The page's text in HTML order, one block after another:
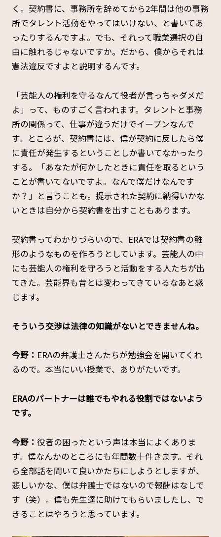
く。契約書に、事務所を辞めてから2年間は他の事務
所でタレント活動をやってはいけない、と書いてあ
ったりするんですよ。でも、それって職業選択の自
由に触れるじゃないですか。だから、僕からそれは
憲法違反ですよと説明するんです。
「芸能人の権利を守るなんて役者が言っちゃダメだ
よ」って、ものすごく言われます。タレントと事務
所の関係って、仕事が違うだけでイーブンなんで
す。ところが、契約書には、僕が契約に反したら僕
に責任が発生するということしか書いてなかったり
する。「あなたが何かしたときに責任を取るという
ことが書いてないですよ。なんで僕だけなんです
か？」と言うことも。提示された契約に納得いかな
いときは自分から契約書を出すこともあります。
契約書ってわかりづらいので、ERAでは契約書の雛
形のようなものを作ろうとしています。芸能人の中
にも芸能人の権利を守ろうと活動をする人たちが出
てきた。芸能界も昔とは変わってきているなあと感
じます。
――そういう交渉は法律の知識がないとできませんね。
今野： ERAの弁護士さんたちが勉強会を開いてくれ
るので。本当にいい授業で、ありがたいです。
――ERAのパートナーは誰でもやれる役割ではないよう
です。
今野： 役者の困ったという声は本当によくありま
す。僕なんかのところにも年間数十件きます。それ
ら全部話を聞いて良いかたちにしようとしますが、
悲しいかな、僕は弁護士ではないので報酬はなしで
す（笑）。僕も先生達に助けてもらいましたし、で
きることはやろうと思っています。